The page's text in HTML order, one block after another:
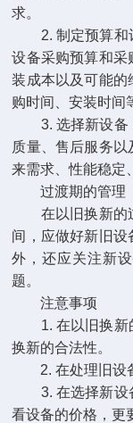
求。
2. 制定预算和计
设备采购预算和采
装成本以及可能的
购时间、安装时间
3. 选择新设备：
质量、售后服务
来需求、性能稳定
过渡期的管理
在以旧换新的过
间，应做好新旧
外，还应关注新
题。
注意事项
1. 在以旧换新的
换新的合法性。
2. 在处理旧设备
3. 在选择新设
看设备的价格，更